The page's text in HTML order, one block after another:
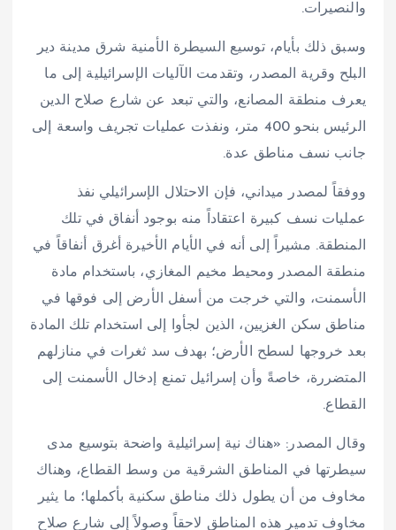
والنصيرات.
وسبق ذلك بأيام، توسيع السيطرة الأمنية شرق مدينة دير
البلح وقرية المصدر، وتقدمت الآليات الإسرائيلية إلى ما
يعرف منطقة المصانع، والتي تبعد عن شارع صلاح الدين
الرئيس بنحو 400 متر، ونفذت عمليات تجريف واسعة إلى
جانب نسف مناطق عدة.
ووفقاً لمصدر ميداني، فإن الاحتلال الإسرائيلي نفذ
عمليات نسف كبيرة اعتقاداً منه بوجود أنفاق في تلك
المنطقة. مشيراً إلى أنه في الأيام الأخيرة أغرق أنفاقاً في
منطقة المصدر ومحيط مخيم المغازي، باستخدام مادة
الأسمنت، والتي خرجت من أسفل الأرض إلى فوقها في
مناطق سكن الغزيين، الذين لجأوا إلى استخدام تلك المادة
بعد خروجها لسطح الأرض؛ بهدف سد ثغرات في منازلهم
المتضررة، خاصةً وأن إسرائيل تمنع إدخال الأسمنت إلى
القطاع.
وقال المصدر: «هناك نية إسرائيلية واضحة بتوسيع مدى
سيطرتها في المناطق الشرقية من وسط القطاع، وهناك
مخاوف من أن يطول ذلك مناطق سكنية بأكملها؛ ما يثير
مخاوف تدمير هذه المناطق لاحقاً وصولاً إلى شارع صلاح